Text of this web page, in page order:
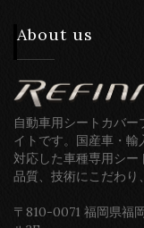
About us
自動車用シートカバ
イトです。国産車・
対応した車種専用シー
品質、技術にこだわり
〒810-0071 福岡県福